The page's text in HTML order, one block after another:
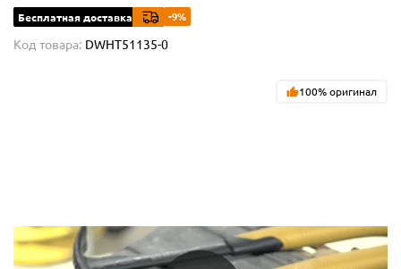
Бесплатная доставка -9%
Код товара: DWHT51135-0
100% оригинал